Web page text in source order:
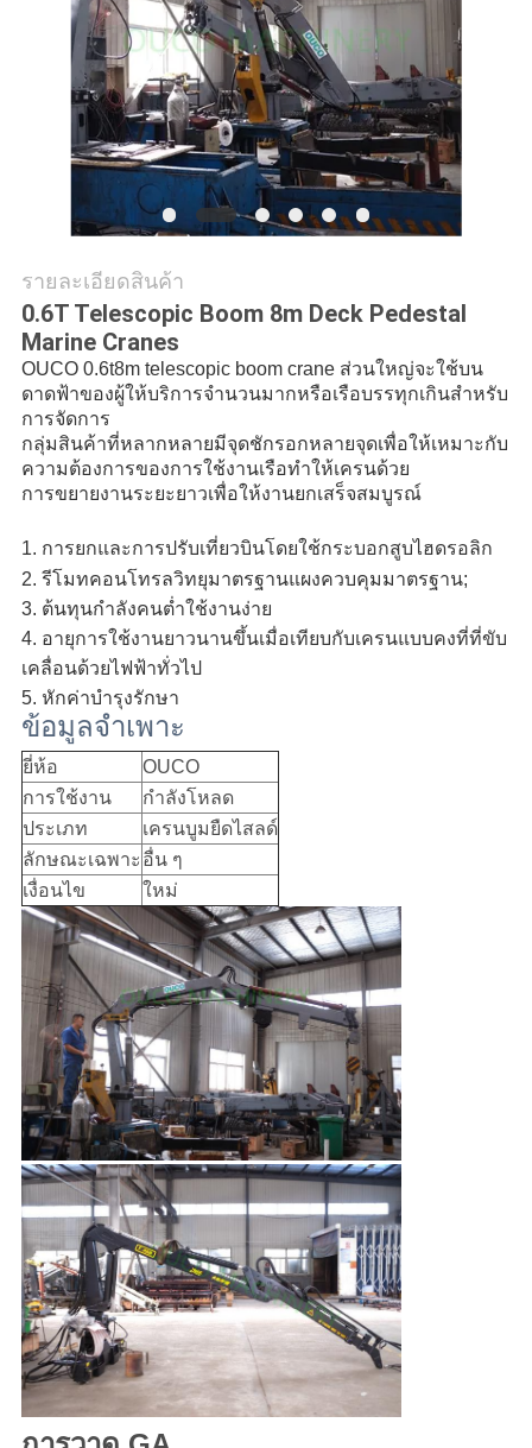
CONTACT
แผนผัง
เว็บไซต์
นโยบาย
ความ
เป็น
ส่วน
รายละเอียดสินค้า
0.6T Telescopic Boom 8m Deck Pedestal
Marine Cranes
OUCO 0.6t8m telescopic boom crane ส่วนใหญ่จะใช้บน
ดาดฟ้าของผู้ให้บริการจำนวนมากหรือเรือบรรทุกเกินสำหรับ
การจัดการ
กลุ่มสินค้าที่หลากหลายมีจุดชักรอกหลายจุดเพื่อให้เหมาะกับ
ความต้องการของการใช้งานเรือทำให้เครนด้วย
การขยายงานระยะยาวเพื่อให้งานยกเสร็จสมบูรณ์
1. การยกและการปรับเที่ยวบินโดยใช้กระบอกสูบไฮดรอลิก
2. รีโมทคอนโทรลวิทยุมาตรฐานแผงควบคุมมาตรฐาน;
3. ต้นทุนกำลังคนต่ำใช้งานง่าย
4. อายุการใช้งานยาวนานขึ้นเมื่อเทียบกับเครนแบบคงที่ที่ขับ
เคลื่อนด้วยไฟฟ้าทั่วไป
5. หักค่าบำรุงรักษา
ข้อมูลจำเพาะ
ยี่ห้อ
OUCO
การใช้งาน
กำลังโหลด
ประเภท
เครนบูมยืดไสลด์
ลักษณะเฉพาะ อื่น ๆ
เงื่อนไข
ใหม่